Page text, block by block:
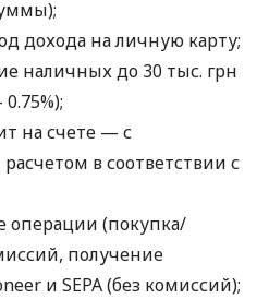
дохода на личную карту;
наличных до 30 тыс. грн
на счете — с
в соответствии с
операции (покупка/
получение
и SEPA (без комиссий);